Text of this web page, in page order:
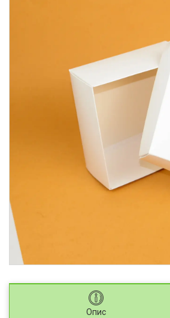
Опис